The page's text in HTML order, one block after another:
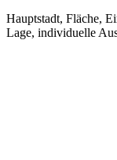
Hauptstadt, Fläche,
Lage, individuelle